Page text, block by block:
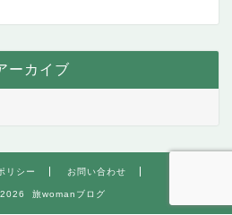
ーカイブ
リシー お問い合わせ
旅womanブログ